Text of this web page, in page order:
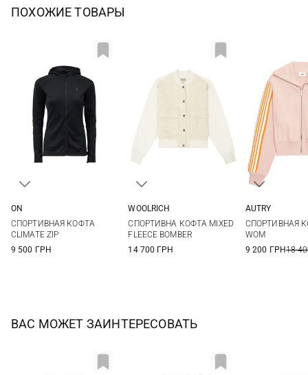
ПОХОЖИЕ ТОВАРЫ
ON
СПОРТИВНАЯ КОФТА
CLIMATE ZIP
9 500 ГРН
WOOLRICH
СПОРТИВНА КОФТА MIXED
FLEECE BOMBER
14 700 ГРН
AUTRY
СПОРТИВНАЯ
WOM
9 200 ГРН18
ВАС МОЖЕТ ЗАИНТЕРЕСОВАТЬ